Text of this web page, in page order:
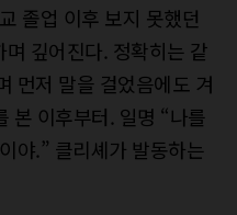
졸업 이후 보지 못했던
깊어진다. 정확히는 같
먼저 말을 걸었음에도 겨
본 이후부터. 일명 “나를
야.” 클리셰가 발동하는